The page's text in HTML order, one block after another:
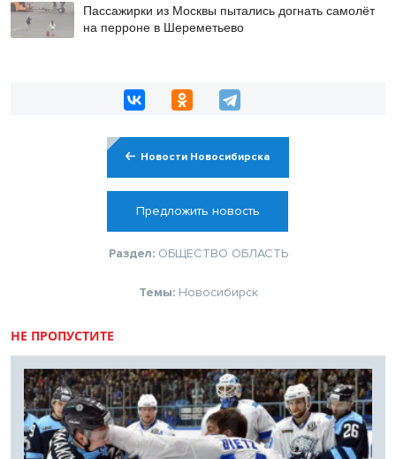
Пассажирки из Москвы пытались догнать самолёт
на перроне в Шереметьево
Новости Новосибирска
Предложить новость
Раздел: ОБЩЕСТВО ОБЛАСТЬ
Темы: Новосибирск
НЕ ПРОПУСТИТЕ